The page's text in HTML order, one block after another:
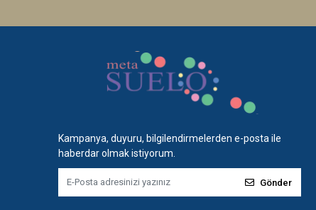
Kampanya, duyuru, bilgilendirmelerden e-posta ile
haberdar olmak istiyorum.
Gönder